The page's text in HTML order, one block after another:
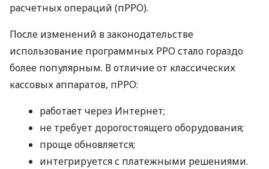
расчетных операций (пРРО).
После изменений в законодательстве
использование программных РРО стало гораздо
более популярным. В отличие от классических
кассовых аппаратов, пРРО:
работает через Интернет;
не требует дорогостоящего оборудования;
проще обновляется;
интегрируется с платежными решениями.